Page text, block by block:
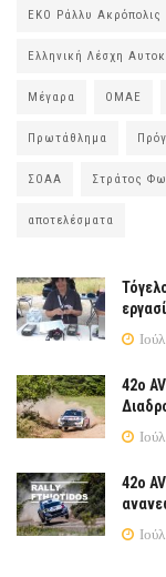
ΕΚΟ Ράλλυ Ακρόπολις
Ελληνική Λέσχη
Μέγαρα ΟΜΑΕ
Πρωτάθλημα
ΣΟΑΑ Στράτος
αποτελέσματα
42ο
42ο